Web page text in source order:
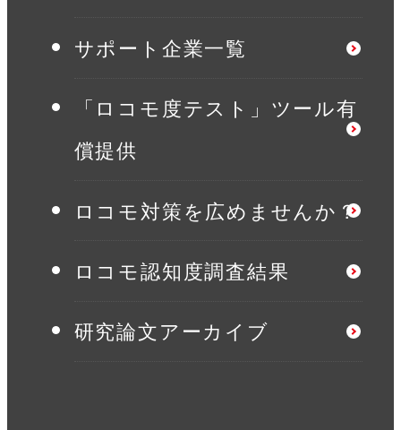
サポート企業一覧
「ロコモ度テスト」ツール有
償提供
ロコモ対策を広めませんか？
ロコモ認知度調査結果
研究論文アーカイブ